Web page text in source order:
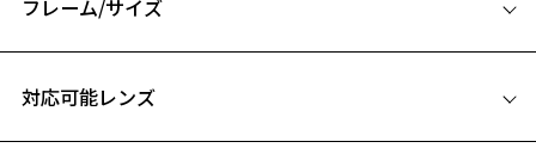
フレーム/サイズ
対応可能レンズ